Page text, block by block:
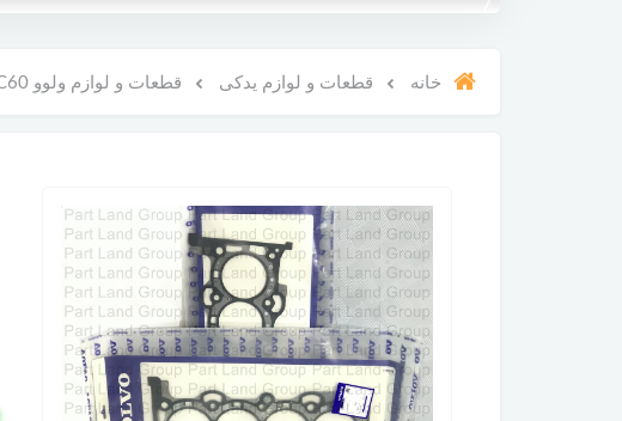
خانه قطعات و لوازم یدکی قطعات و لوازم ولوو XC60